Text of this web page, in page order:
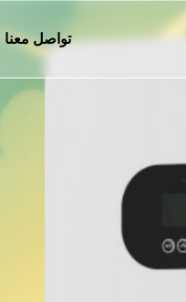
تواصل معنا